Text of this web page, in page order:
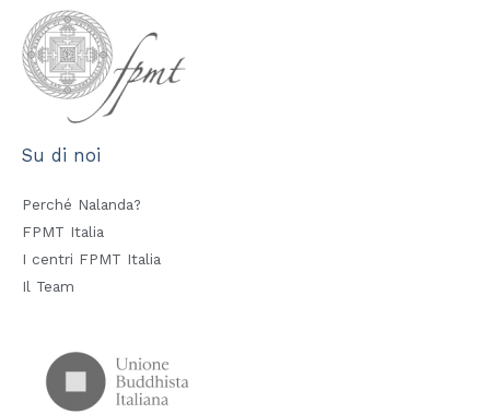
Su di noi
Perché Nalanda?
FPMT Italia
I centri FPMT Italia
Il Team